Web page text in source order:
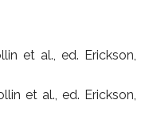
et al., ed. Erickson,
et al., ed. Erickson,